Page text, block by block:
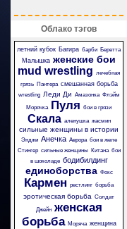
Облако тэгов
летний кубок Багира барби Беретта
Малышка женские бои
mud wrestling лечебная
грязь
Пантера смешанная борьба
wrestling Леди Ди Амазонка Флэйм
Морячка Пуля бои в грязи
Скала аленушка жасмин
сильные женщины в истории
Энджи Анечка Аврора бои в желе
Стингер сильные женщины Китана бои
в шоколаде бодибилдинг
единоборства Фокс
Кармен рестлинг борьба
эротическая борьба Солдат
Джейн женская
борьба
Моряча женщина